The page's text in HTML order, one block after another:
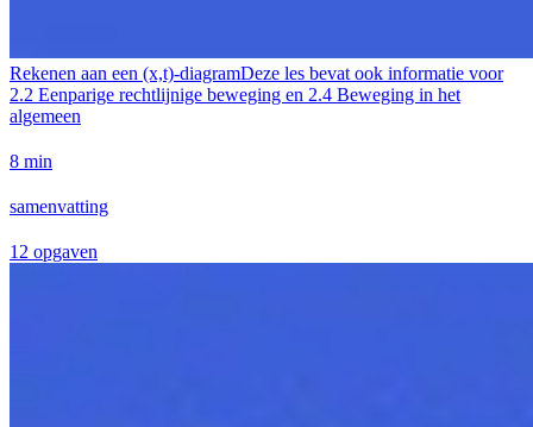
Rekenen aan een (x,t)-diagramDeze les bevat ook informatie voor
2.2 Eenparige rechtlijnige beweging en 2.4 Beweging in het
algemeen
8 min
samenvatting
12 opgaven